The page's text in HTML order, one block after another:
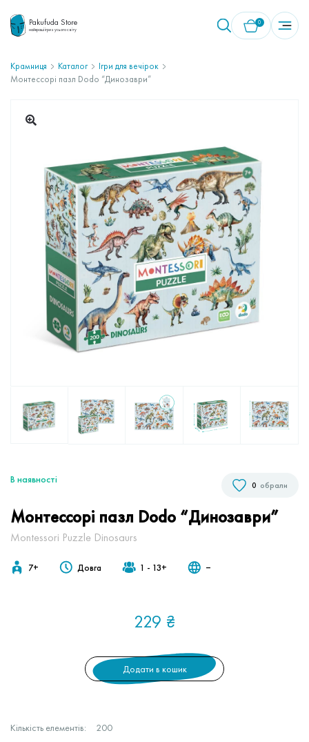
Pakufuda Store
найкращі ігри з усього світу
0
У кошику немає товарів.
Крамниця Каталог
Ігри для вечірок
Монтессорі пазл Dodo “Динозаври”
В наявностi обрали
0
Монтессорі пазл Dodo “Динозаври”
Montessori Puzzle Dinosaurs
7+ Довга 1 - 13+ ‒
229 ₴
Додати в кошик
Кількість елементів: 200